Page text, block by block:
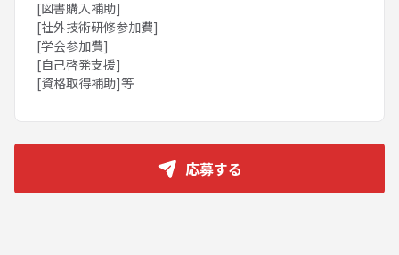
[図書購入補助]
[社外技術研修参加費]
[学会参加費]
[自己啓発支援]
[資格取得補助]等
応募する